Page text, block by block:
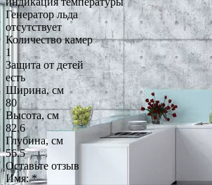
Генератор льда
отсутствует
Количество камер
1
Защита от детей
есть
Ширина, см
80
Высота, см
82.6
Глубина, см
56.5
Оставьте отзыв
Имя:*